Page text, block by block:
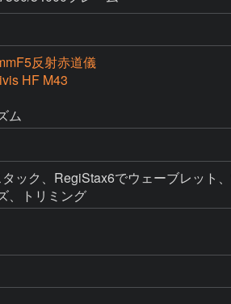
反射赤道儀
ivis HF M43
ム
ック、RegiStax6でウェーブレット
、トリミング